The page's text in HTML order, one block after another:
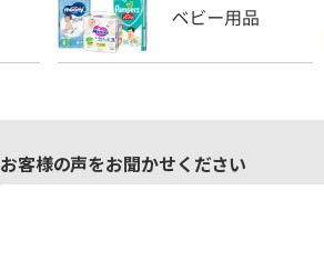
お客様の声をお聞かせください